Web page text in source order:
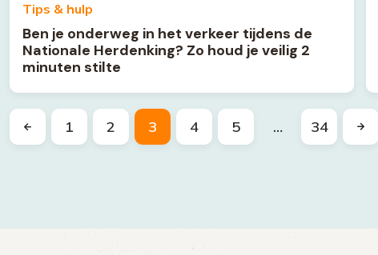
Tips & hulp
Ben je onderweg in het verkeer tijdens de
Nationale Herdenking? Zo houd je veilig 2
minuten stilte
1 2 3 4 5 … 34